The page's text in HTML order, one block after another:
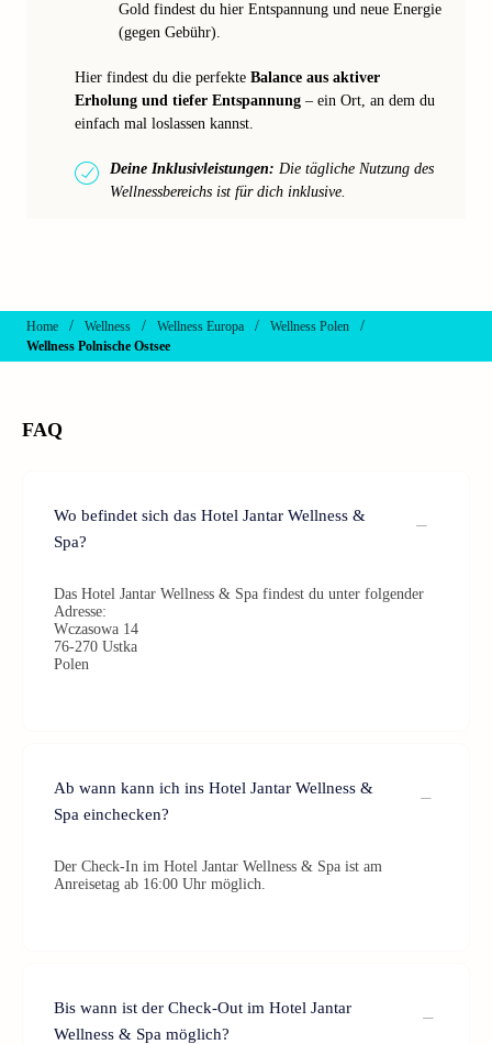
Gold findest du hier Entspannung und neue Energie
(gegen Gebühr).
Hier findest du die perfekte Balance aus aktiver
Erholung und tiefer Entspannung – ein Ort, an dem du
einfach mal loslassen kannst.
Deine Inklusivleistungen: Die tägliche Nutzung des
Wellnessbereichs ist für dich inklusive.
Home / Wellness / Wellness Europa / Wellness Polen /
Wellness Polnische Ostsee
FAQ
Wo befindet sich das Hotel Jantar Wellness &
Spa?
Das Hotel Jantar Wellness & Spa findest du unter folgender
Adresse:
Wczasowa 14
76-270 Ustka
Polen
Ab wann kann ich ins Hotel Jantar Wellness &
Spa einchecken?
Der Check-In im Hotel Jantar Wellness & Spa ist am
Anreisetag ab 16:00 Uhr möglich.
Bis wann ist der Check-Out im Hotel Jantar
Wellness & Spa möglich?